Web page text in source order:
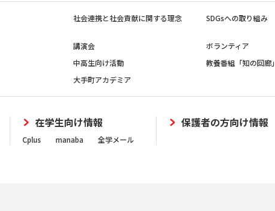
社会連携と社会貢献に関する理念 SDGsへの取り組み
講演会
ボランティア
中高生向け活動
教養番組「知の回廊」
大手町アカデミア
在学生向け情報
Cplus manaba 全学メール
保護者の方向け情報